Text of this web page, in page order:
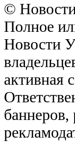
©
Полное
Новости
активная